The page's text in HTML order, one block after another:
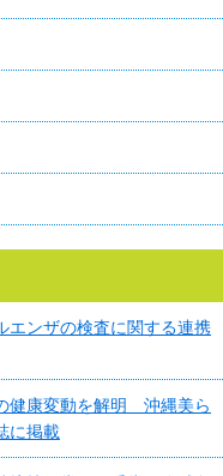
エンザの検査に関する連携
健康変動を解明 沖縄美ら
に掲載